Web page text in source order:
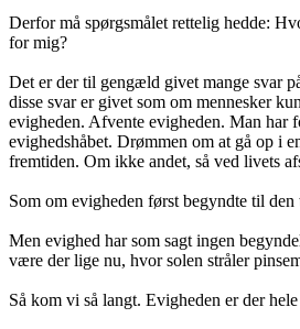
Derfor må spørgsmålet rettelig hedde:
for mig?
Det er der til gengæld givet mange svar
disse svar er givet som om mennesker
evigheden. Afvente evigheden. Man har
evighedshåbet. Drømmen om at gå op i
fremtiden. Om ikke andet, så ved livets
Som om evigheden først begyndte til den
Men evighed har som sagt ingen
være der lige nu, hvor solen stråler
Så kom vi så langt. Evigheden er der